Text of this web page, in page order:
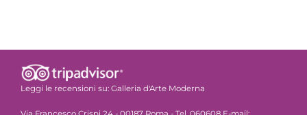
Leggi le recensioni su: Galleria d'Arte Moderna